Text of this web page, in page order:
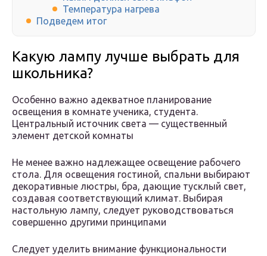
Температура нагрева
Подведем итог
Какую лампу лучше выбрать для
школьника?
Особенно важно адекватное планирование
освещения в комнате ученика, студента.
Центральный источник света — существенный
элемент детской комнаты
Не менее важно надлежащее освещение рабочего
стола. Для освещения гостиной, спальни выбирают
декоративные люстры, бра, дающие тусклый свет,
создавая соответствующий климат. Выбирая
настольную лампу, следует руководствоваться
совершенно другими принципами
Следует уделить внимание функциональности